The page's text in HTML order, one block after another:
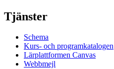
Tjänster
Schema
Kurs- och programkatalogen
Lärplattformen Canvas
Webbmejl